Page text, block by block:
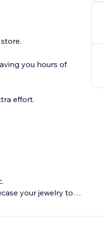
you hours of
effort.
your jewelry to